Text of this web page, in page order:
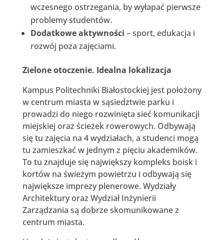
wczesnego ostrzegania, by wyłapać pierwsze
problemy studentów.
Dodatkowe aktywności – sport, edukacja i
rozwój poza zajęciami.
Zielone otoczenie. Idealna lokalizacja
Kampus Politechniki Białostockiej jest położony
w centrum miasta w sąsiedztwie parku i
prowadzi do niego rozwinięta sieć komunikacji
miejskiej oraz ścieżek rowerowych. Odbywają
się tu zajęcia na 4 wydziałach, a studenci mogą
tu zamieszkać w jednym z pięciu akademików.
To tu znajduje się największy kompleks boisk i
kortów na świeżym powietrzu i odbywają się
największe imprezy plenerowe. Wydziały
Architektury oraz Wydział Inżynierii
Zarządzania są dobrze skomunikowane z
centrum miasta.